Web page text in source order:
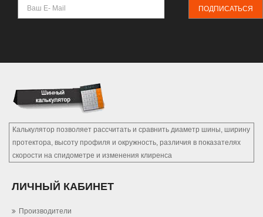
ПОДПИСАТЬСЯ
Калькулятор позволяет рассчитать и сравнить диаметр шины, ширину
протектора, высоту профиля и окружность, различия в показателях
скорости на спидометре и изменения клиренса
ЛИЧНЫЙ КАБИНЕТ
Производители